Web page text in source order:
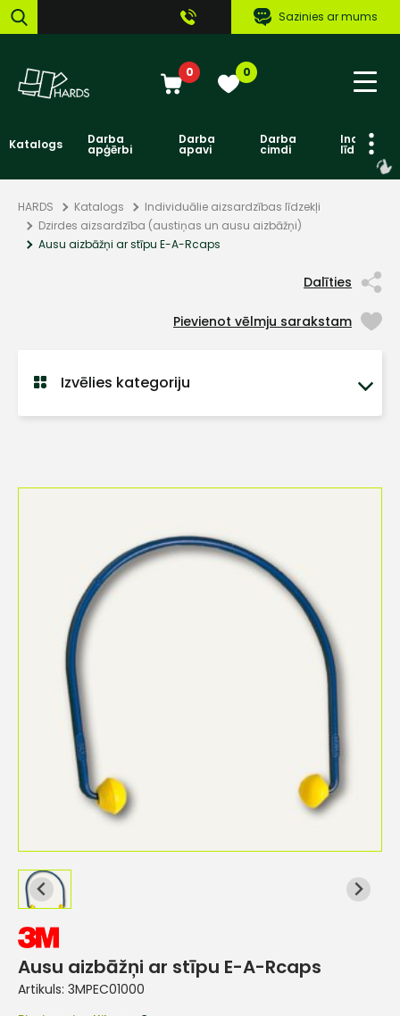
Sazinies ar mums
0 0
Katalogs Darba
apģērbi
Darba
apavi
Darba
cimdi līdzekļi
HARDS Katalogs
Individuālie aizsardzības līdzekļi
Dzirdes aizsardzība (austiņas un ausu aizbāžņi)
Ausu aizbāžņi ar stīpu E-A-Rcaps
Dalīties
Pievienot vēlmju sarakstam
Izvēlies kategoriju
Ausu aizbāžņi ar stīpu E-A-Rcaps
Artikuls: 3MPEC01000